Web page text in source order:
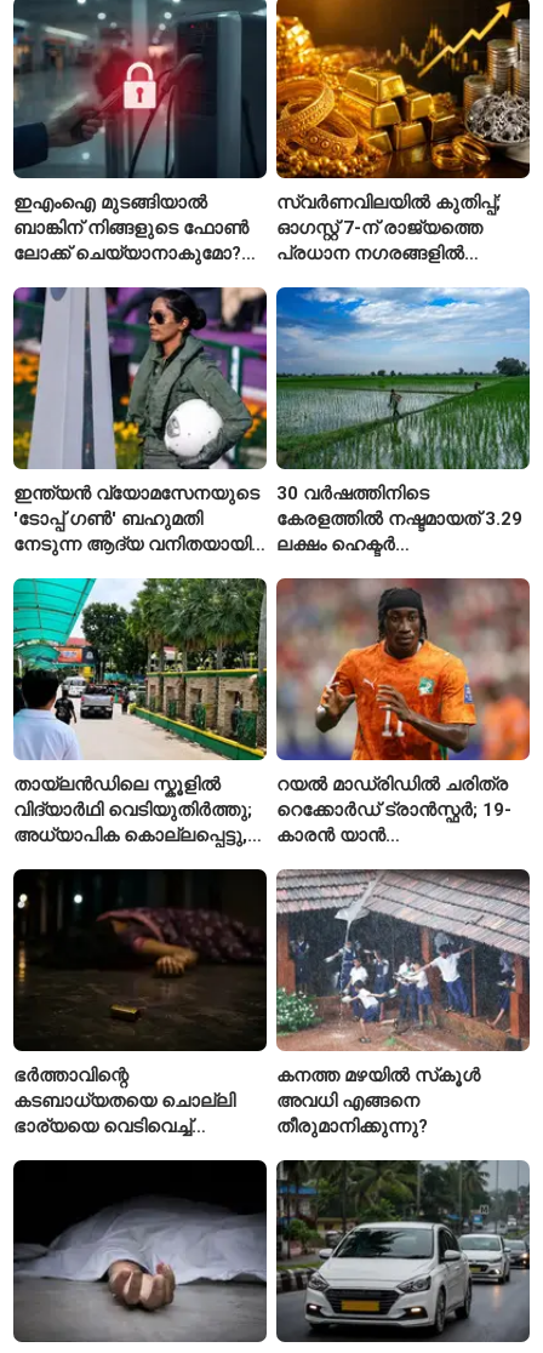
യാത്രക്കാരെ
നിരീക്ഷണത്തിൽ
ഇഎംഐ മുടങ്ങിയാൽ
ബാങ്കിന് നിങ്ങളുടെ ഫോൺ
ലോക്ക് ചെയ്യാനാകുമോ?
ചട്ടങ്ങൾ ഇങ്ങനെ
സ്വർണവിലയിൽ കുതിപ്പ്;
ഓഗസ്റ്റ് 7-ന് രാജ്യത്തെ
പ്രധാന നഗരങ്ങളിൽ
ഇന്ത്യൻ വ്യോമസേനയുടെ
'ടോപ്പ് ഗൺ' ബഹുമതി
നേടുന്ന ആദ്യ വനിതയായി
30 വർഷത്തിനിടെ
കേരളത്തിൽ നഷ്ടമായത് 3.29
ലക്ഷം ഹെക്ടർ
തായ്‌ലൻഡിലെ സ്കൂളിൽ
വിദ്യാർഥി വെടിയുതിർത്തു;
അധ്യാപിക കൊല്ലപ്പെട്ടു,
റയൽ മാഡ്രിഡിൽ ചരിത്ര
റെക്കോർഡ് ട്രാൻസ്ഫർ; 19-
കാരൻ യാൻ
സ്വന്തമാക്കി സ്പാനിഷ്
വമ്പന്മാർ
ഭർത്താവിന്റെ
കടബാധ്യതയെ ചൊല്ലി
ഭാര്യയെ വെടിവെച്ച്
കൊലപാതകം
കനത്ത മഴയിൽ സ്‌കൂൾ
അവധി എങ്ങനെ
തീരുമാനിക്കുന്നു?